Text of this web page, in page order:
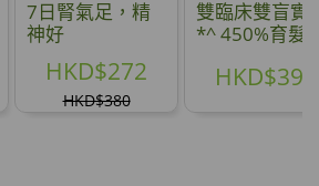
7日腎氣足，精
神好
HKD$272
HKD$380
雙臨床雙盲實
*^ 450%育髮激
HKD$399